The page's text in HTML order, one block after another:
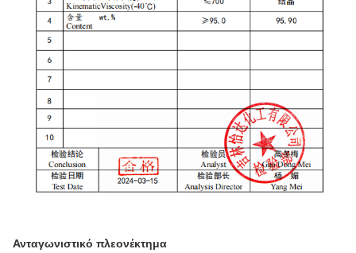
Ανταγωνιστικό πλεονέκτημα